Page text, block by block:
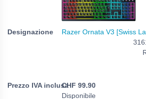
Razer Ornata V3 [Swiss
CHF 99.90
Disponibile